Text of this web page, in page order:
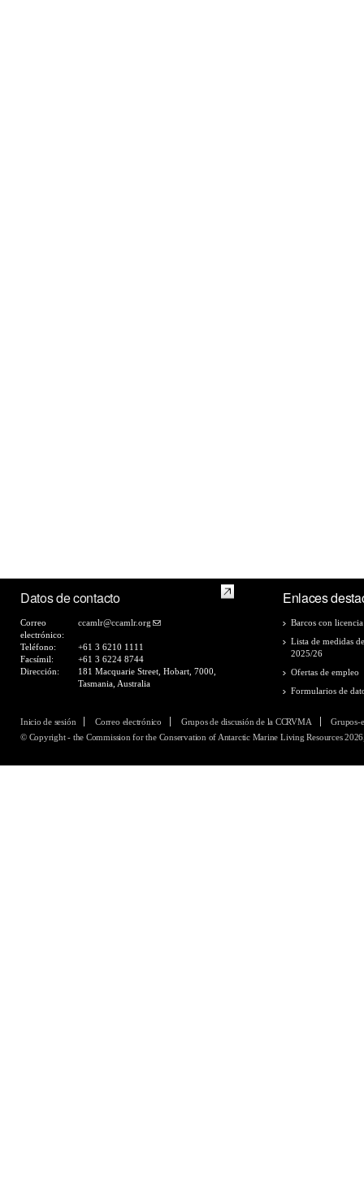
Datos de contacto
Correo
electrónico:
ccamlr@ccamlr.org
Teléfono:
+61 3 6210 1111
Facsímil:
+61 3 6224 8744
Dirección:
181 Macquarie Street, Hobart, 7000,
Tasmania, Australia
Enlaces
Barcos con
Lista de medidas
2025/26
Ofertas de empleo
Formularios de
Inicio de sesión Correo electrónico Grupos de discusión de la CCRVMA
Grupos-
© Copyright - the Commission for the Conservation of Antarctic Marine Living Resources